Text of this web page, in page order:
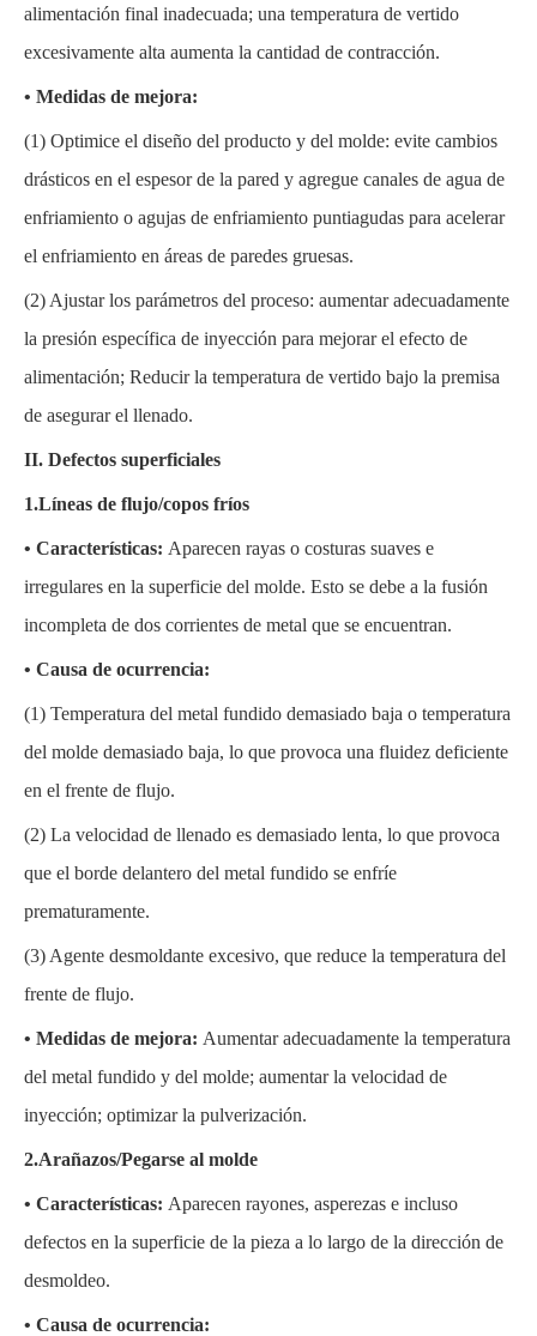
alimentación final inadecuada; una temperatura de vertido
excesivamente alta aumenta la cantidad de contracción.
• Medidas de mejora:
(1) Optimice el diseño del producto y del molde: evite cambios
drásticos en el espesor de la pared y agregue canales de agua de
enfriamiento o agujas de enfriamiento puntiagudas para acelerar
el enfriamiento en áreas de paredes gruesas.
(2) Ajustar los parámetros del proceso: aumentar adecuadamente
la presión específica de inyección para mejorar el efecto de
alimentación; Reducir la temperatura de vertido bajo la premisa
de asegurar el llenado.
II. Defectos superficiales
1.Líneas de flujo/copos fríos
• Características: Aparecen rayas o costuras suaves e
irregulares en la superficie del molde. Esto se debe a la fusión
incompleta de dos corrientes de metal que se encuentran.
• Causa de ocurrencia:
(1) Temperatura del metal fundido demasiado baja o temperatura
del molde demasiado baja, lo que provoca una fluidez deficiente
en el frente de flujo.
(2) La velocidad de llenado es demasiado lenta, lo que provoca
que el borde delantero del metal fundido se enfríe
prematuramente.
(3) Agente desmoldante excesivo, que reduce la temperatura del
frente de flujo.
• Medidas de mejora: Aumentar adecuadamente la temperatura
del metal fundido y del molde; aumentar la velocidad de
inyección; optimizar la pulverización.
2.Arañazos/Pegarse al molde
• Características: Aparecen rayones, asperezas e incluso
defectos en la superficie de la pieza a lo largo de la dirección de
desmoldeo.
• Causa de ocurrencia: